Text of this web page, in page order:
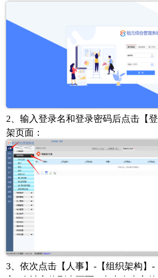
2、输入登录名和登录密码后点击【
架页面：
3、依次点击【人事】-【组织架构】